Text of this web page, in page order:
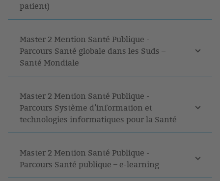
patient)
Master 2 Mention Santé Publique -
Parcours Santé globale dans les Suds –
Santé Mondiale
Master 2 Mention Santé Publique -
Parcours Système d’information et
technologies informatiques pour la Santé
Master 2 Mention Santé Publique -
Parcours Santé publique – e-learning